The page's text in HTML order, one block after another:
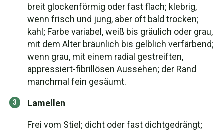
breit glockenförmig oder fast flach; klebrig,
wenn frisch und jung, aber oft bald trocken;
kahl; Farbe variabel, weiß bis gräulich oder grau,
mit dem Alter bräunlich bis gelblich verfärbend;
wenn grau, mit einem radial gestreiften,
appressiert-fibrillösen Aussehen; der Rand
manchmal fein gesäumt.
Lamellen
Frei vom Stiel; dicht oder fast dichtgedrängt;